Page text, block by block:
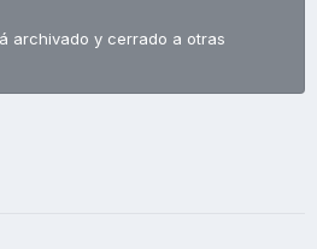
archivado y cerrado a otras